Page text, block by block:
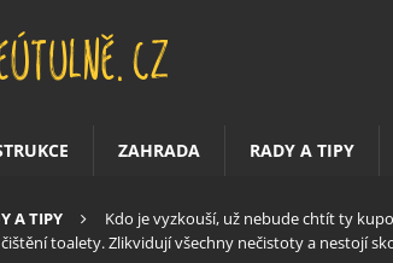
ZAHRADA RADY A TIPY
A TIPY
Kdo je vyzkouší, už nebude chtít ty
toalety. Zlikvidují všechny nečistoty a nestojí